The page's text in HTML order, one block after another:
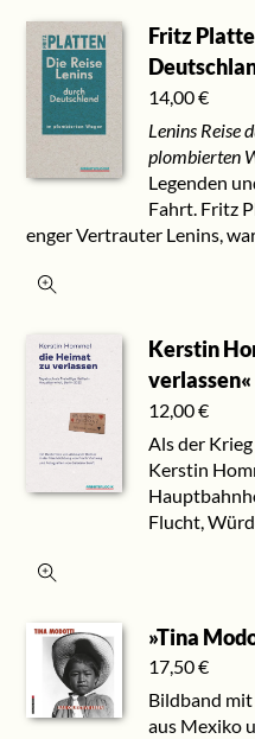
Fritz
14,00€
Lenins Reise
plombierten
Legenden
Fahrt. Fritz
enger Vertrauter Lenins,
Kerstin
verlassen«
12,00€
Als der
Kerstin
Flucht,
»Tina
17,50€
Bildband
aus Mexiko